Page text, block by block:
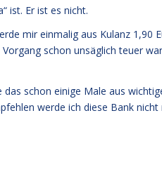
ist. Er ist es nicht.
mir einmalig aus Kulanz 1,90
schon unsäglich teuer
das schon einige Male aus
werde ich diese Bank